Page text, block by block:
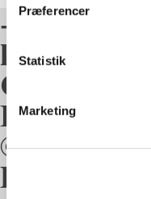
Præferencer
Statistik
Marketing
+45 50 70
CVR 20
Brossi
© 2023 All
Danish